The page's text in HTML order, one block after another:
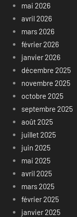
mai 2026
avril 2026
mars 2026
février 2026
janvier 2026
décembre 2025
novembre 2025
octobre 2025
septembre 2025
août 2025
juillet 2025
juin 2025
mai 2025
avril 2025
mars 2025
février 2025
janvier 2025